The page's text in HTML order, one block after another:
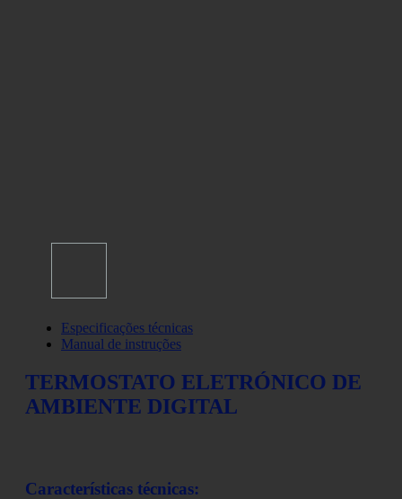
Especificações técnicas
Manual de instruções
TERMOSTATO ELETRÓNICO DE
AMBIENTE DIGITAL
Características técnicas: